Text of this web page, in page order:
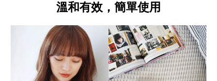
溫和有效，簡單使用